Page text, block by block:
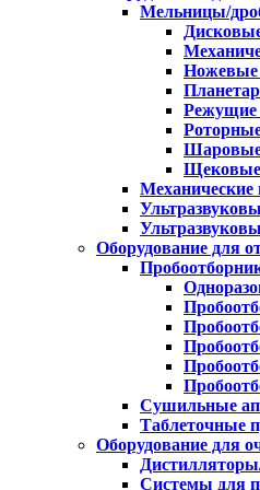
Мельницы/
Ножевые
Режущие
Щековые
Механические
Оборудование для
Сушильные
Таблеточные
Оборудование для
Системы для